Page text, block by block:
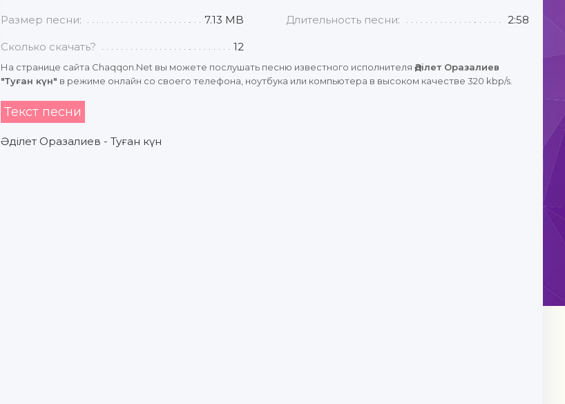
Размер песни: 7.13 MB Длительность песни: 2:58
Сколько скачать? 12
На странице сайта Chaqqon.Net вы можете послушать песню известного исполнителя Әділет Оразалиев
"Туған күн" в режиме онлайн со своего телефона, ноутбука или компьютера в высоком качестве 320 kbp/s.
Текст песни
Әділет Оразалиев - Туған күн